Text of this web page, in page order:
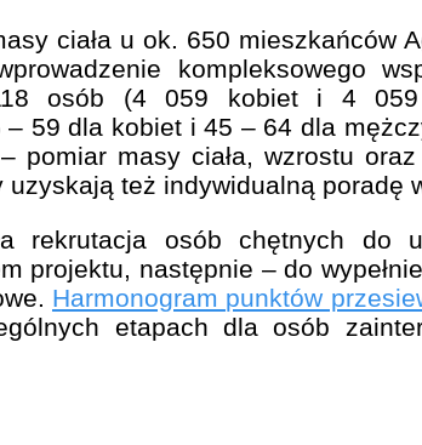
ciała u ok. 650 mieszkańców
kompleksowego
osób (4 059 kobiet i 4 059
59 dla kobiet i 45 – 64 dla
pomiar masy ciała, wzrostu
też indywidualną poradę
rekrutacja osób chętnych do
projektu, następnie – do
Harmonogram punktów
etapach dla osób